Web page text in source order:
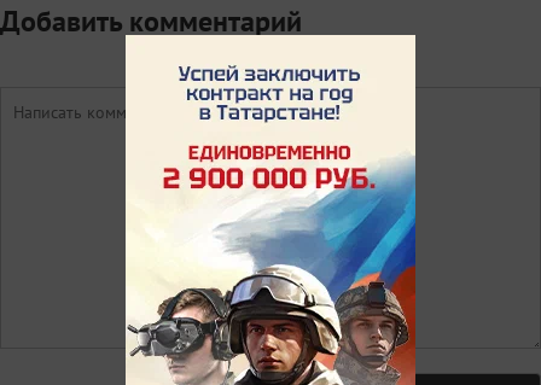
Добавить комментарий